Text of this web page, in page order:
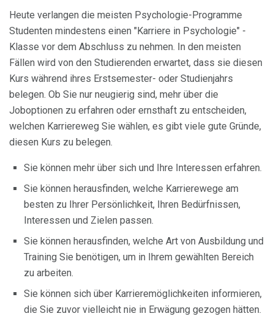
Heute verlangen die meisten Psychologie-Programme
Studenten mindestens einen "Karriere in Psychologie" -
Klasse vor dem Abschluss zu nehmen. In den meisten
Fällen wird von den Studierenden erwartet, dass sie diesen
Kurs während ihres Erstsemester- oder Studienjahrs
belegen. Ob Sie nur neugierig sind, mehr über die
Joboptionen zu erfahren oder ernsthaft zu entscheiden,
welchen Karriereweg Sie wählen, es gibt viele gute Gründe,
diesen Kurs zu belegen.
Sie können mehr über sich und Ihre Interessen erfahren.
Sie können herausfinden, welche Karrierewege am
besten zu Ihrer Persönlichkeit, Ihren Bedürfnissen,
Interessen und Zielen passen.
Sie können herausfinden, welche Art von Ausbildung und
Training Sie benötigen, um in Ihrem gewählten Bereich
zu arbeiten.
Sie können sich über Karrieremöglichkeiten informieren,
die Sie zuvor vielleicht nie in Erwägung gezogen hätten.